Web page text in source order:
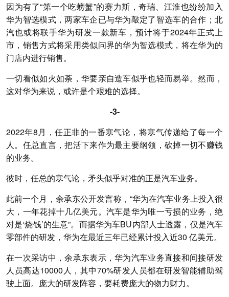
因为有了“第一个吃螃蟹”的赛力斯，奇瑞、江淮也纷纷加入
华为智选模式，两家车企已与华为敲定了智选车的合作；北
汽也或将联手华为研发一款新车，预计将于2024年正式上
市，销售方式将采用类似问界的华为智选模式，将在华为的
门店内进行销售。
一切看似如火如荼，华要亲自造车似乎也轻而易举。然而，
这对华为来说，或许是个艰难的选择。
-3-
2022年8月，任正非的一番寒气论，将寒气传递给了每一个
人。任总直言，把活下来作为最主要纲领，砍掉一切不赚钱
的业务。
彼时，任总的寒气论，矛头似乎对准的正是汽车业务。
此前一个月，余承东公开发言称，“华为在汽车业务上投入很
大，一年花掉十几亿美元。汽车是华为唯一亏损的业务，绝
对是‘烧钱’的生意”。而据华为车BU内部人士透露，仅是汽车
零部件的研发，华为在最近三年已经累计投入近30 亿美元。
在一次采访中，余承东表示，华为汽车业务直接和间接研发
人员高达10000人，其中70%研发人员都在研发智能辅助驾
驶上面。庞大的研发阵容，要耗费庞大的物力财力。